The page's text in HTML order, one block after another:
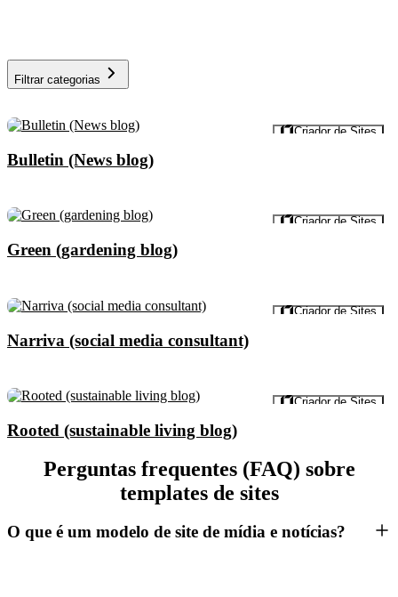
Filtrar categorias
Criador de Sites
Bulletin (News blog)
Criador de Sites
Green (gardening blog)
Visualizar Criador de Sites
Narriva (social media consultant)
Visualizar Criador de Sites
Rooted (sustainable living blog)
Perguntas frequentes (FAQ) sobre
templates de sites
O que é um modelo de site de mídia e notícias?